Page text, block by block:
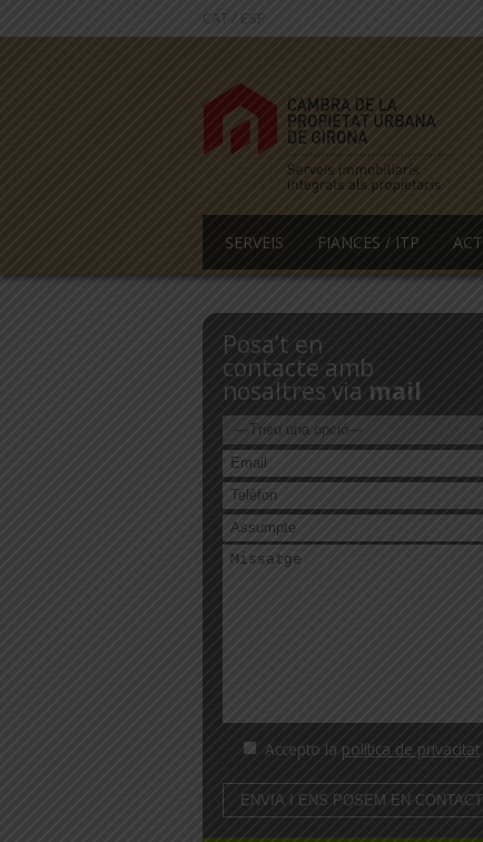
CAT / ESP
SERVEIS FIANCES / ITP
Posa’t en
contacte amb
nosaltres via mail
Accepto la política de privacitat